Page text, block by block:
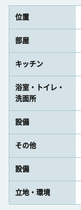
位置
部屋
キッチン
浴室・トイレ・
洗面所
設備
その他
設備
立地・環境